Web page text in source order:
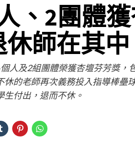
、2團體
師在其中
人及2組團體榮獲杏壇芬芳獎
休的老師再次義務投入指導棒壘
生付出，退而不休。